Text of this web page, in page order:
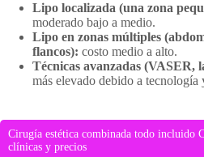
Lipo localizada (una zona
moderado bajo a medio.
Lipo en zonas múltiples
flancos): costo medio a alto.
Técnicas avanzadas (VASER,
más elevado debido a
Cirugía estética combinada todo incluido
clínicas y precios